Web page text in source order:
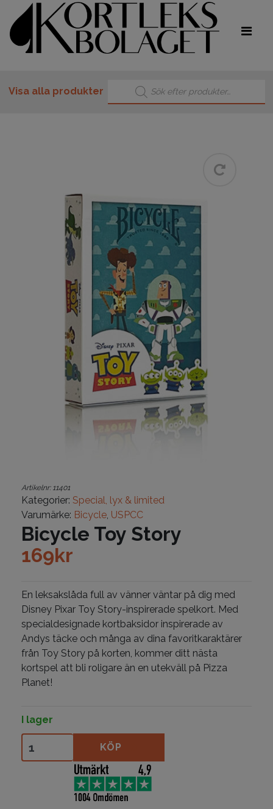
Visa alla produkter
Produktsökning
Artikelnr: 11401
Kategorier: Special, lyx & limited
Varumärke: Bicycle, USPCC
Bicycle Toy Story
169kr
En leksakslåda full av vänner väntar på dig med
Disney Pixar Toy Story-inspirerade spelkort. Med
specialdesignade kortbaksidor inspirerade av
Andys täcke och många av dina favoritkaraktärer
från Toy Story på korten, kommer ditt nästa
kortspel att bli roligare än en utekväll på Pizza
Planet!
I lager
Bicycle Toy Story mängd
KÖP